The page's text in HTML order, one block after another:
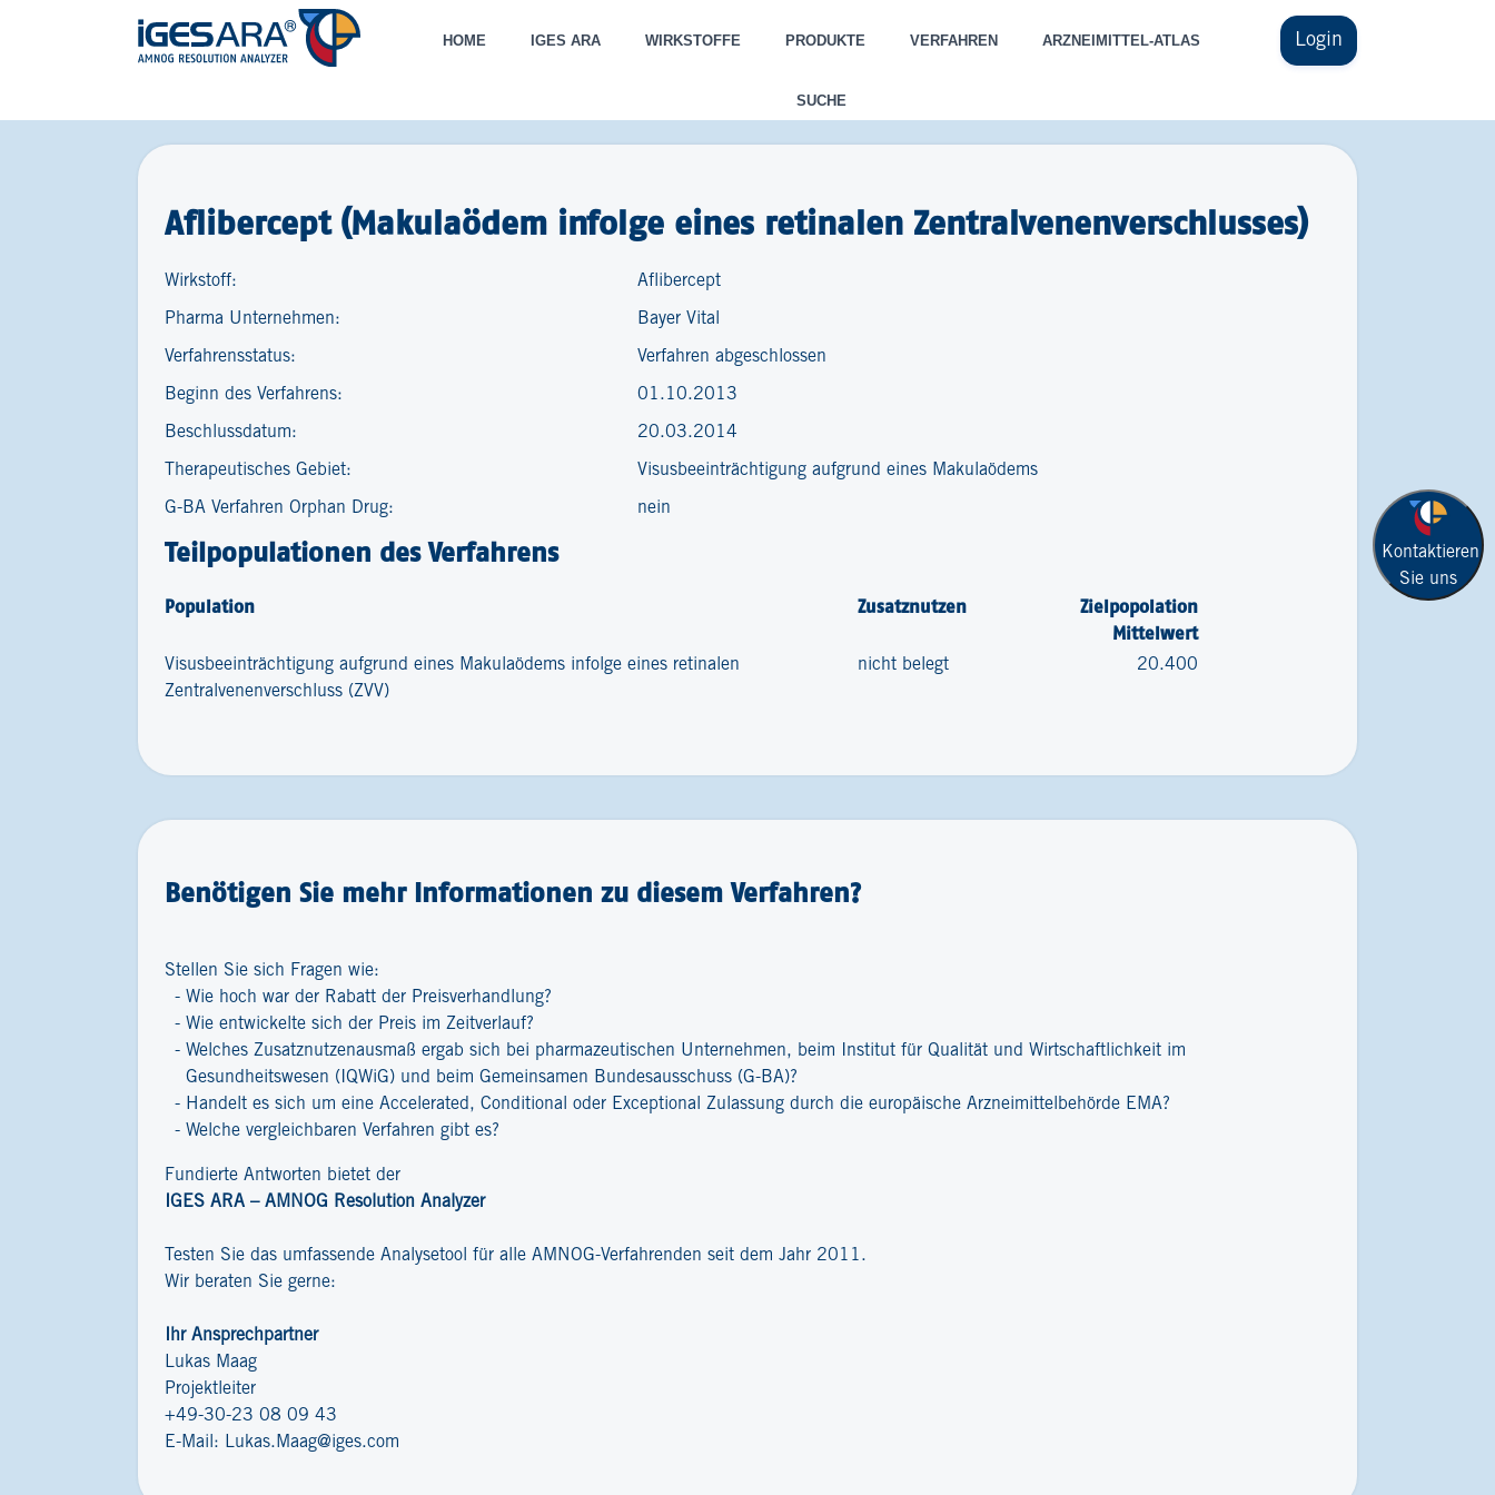
Login
HOME IGES ARA WIRKSTOFFE PRODUKTE VERFAHREN ARZNEIMITTEL-ATLAS
SUCHE
Kontaktieren
Sie uns
Aflibercept (Makulaödem infolge eines retinalen Zentralvenenverschlusses)
Wirkstoff: Aflibercept
Pharma Unternehmen: Bayer Vital
Verfahrensstatus: Verfahren abgeschlossen
Beginn des Verfahrens: 01.10.2013
Beschlussdatum: 20.03.2014
Therapeutisches Gebiet: Visusbeeinträchtigung aufgrund eines Makulaödems
G-BA Verfahren Orphan Drug: nein
Teilpopulationen des Verfahrens
Population Zusatznutzen
Zielpopolation
Mittelwert
Visusbeeinträchtigung aufgrund eines Makulaödems infolge eines retinalen
Zentralvenenverschluss (ZVV)
nicht belegt 20.400
Benötigen Sie mehr Informationen zu diesem Verfahren?
Stellen Sie sich Fragen wie:
Wie hoch war der Rabatt der Preisverhandlung?
Wie entwickelte sich der Preis im Zeitverlauf?
Welches Zusatznutzenausmaß ergab sich bei pharmazeutischen Unternehmen, beim Institut für Qualität und Wirtschaftlichkeit im
Gesundheitswesen (IQWiG) und beim Gemeinsamen Bundesausschuss (G-BA)?
Handelt es sich um eine Accelerated, Conditional oder Exceptional Zulassung durch die europäische Arzneimittelbehörde EMA?
Welche vergleichbaren Verfahren gibt es?
Fundierte Antworten bietet der
IGES ARA – AMNOG Resolution Analyzer
Testen Sie das umfassende Analysetool für alle AMNOG-Verfahrenden seit dem Jahr 2011.
Wir beraten Sie gerne:
Ihr Ansprechpartner
Lukas Maag
Projektleiter
+49-30-23 08 09 43
E-Mail: Lukas.Maag@iges.com